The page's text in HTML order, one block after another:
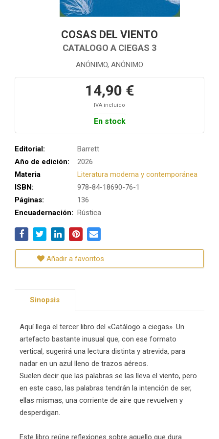
COSAS DEL VIENTO
CATALOGO A CIEGAS 3
ANÓNIMO, ANÓNIMO
14,90 €
IVA incluido
En stock
Editorial:
Barrett
Año de edición:
2026
Materia
Literatura moderna y contemporánea
ISBN:
978-84-18690-76-1
Páginas:
136
Encuadernación: Rústica
Añadir a favoritos
Sinopsis
Aquí llega el tercer libro del «Catálogo a ciegas». Un
artefacto bastante inusual que, con ese formato
vertical, sugerirá una lectura distinta y atrevida, para
nadar en un azul lleno de trazos aéreos.
Suelen decir que las palabras se las lleva el viento, pero
en este caso, las palabras tendrán la intención de ser,
ellas mismas, una corriente de aire que revuelven y
desperdigan.
Este libro reúne reflexiones sobre aquello que dura